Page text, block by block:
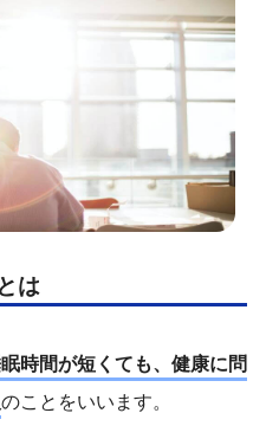
は
時間が短くても、健康に問
のことをいいます。